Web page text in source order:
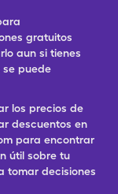
gratuitos
aun si tienes
se puede
los precios de
descuentos en
para encontrar
útil sobre tu
tomar decisiones